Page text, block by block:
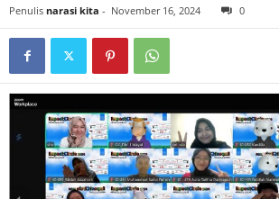
Penulis narasi kita - November 16, 2024 0